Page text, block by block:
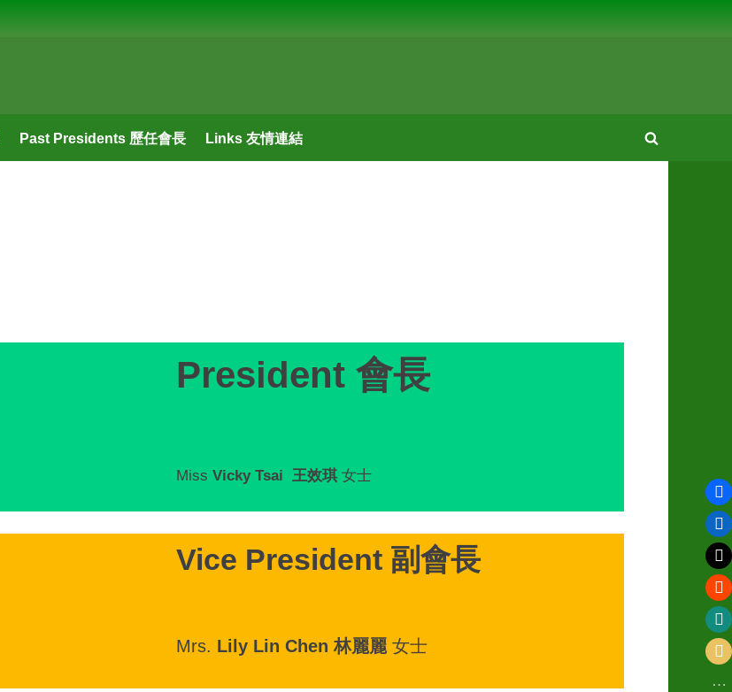
Past Presidents 歷任會長 Links 友情連結
Toggle
President 會長
Miss Vicky Tsai 王效琪 女士
Vice President 副會長
Mrs. Lily Lin Chen 林麗麗 女士